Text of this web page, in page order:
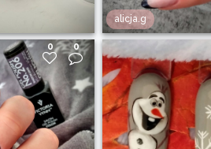
alicja.g
0 0